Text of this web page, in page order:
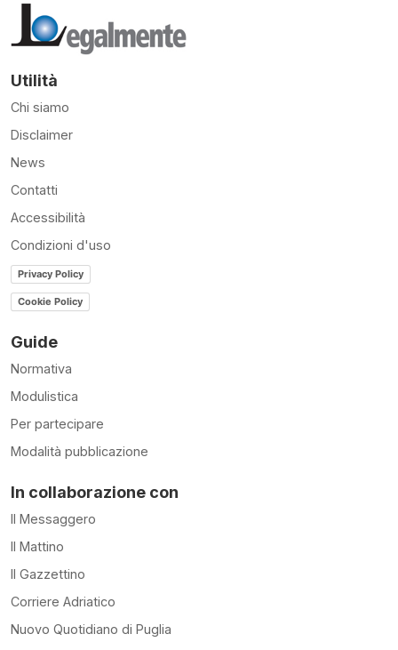
Utilità
Chi siamo
Disclaimer
News
Contatti
Accessibilità
Condizioni d'uso
Privacy Policy
Cookie Policy
Guide
Normativa
Modulistica
Per partecipare
Modalità pubblicazione
In collaborazione con
Il Messaggero
Il Mattino
Il Gazzettino
Corriere Adriatico
Nuovo Quotidiano di Puglia